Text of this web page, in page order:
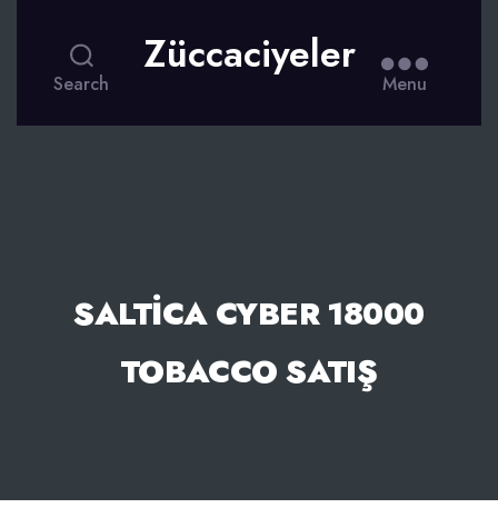
Search
Züccaciyeler
Menu
SALTICA CYBER 18000
TOBACCO SATIŞ